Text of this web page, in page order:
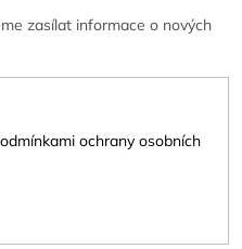
zasílat informace o nových
ochrany osobních